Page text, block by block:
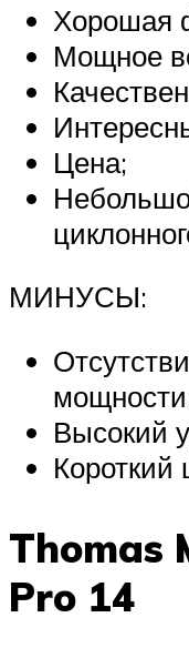
Хорошая
Мощное
Цена;
МИНУСЫ:
Высокий
Короткий
Thomas
Pro 14